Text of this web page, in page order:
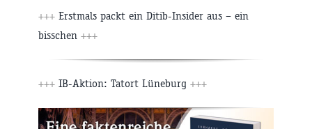
+++ Erstmals packt ein Ditib-Insider aus – ein
bisschen +++
+++ IB-Aktion: Tatort Lüneburg +++